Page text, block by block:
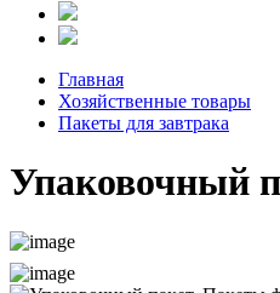
Главная
Хозяйственные товары
Пакеты для завтрака
Упаковочный